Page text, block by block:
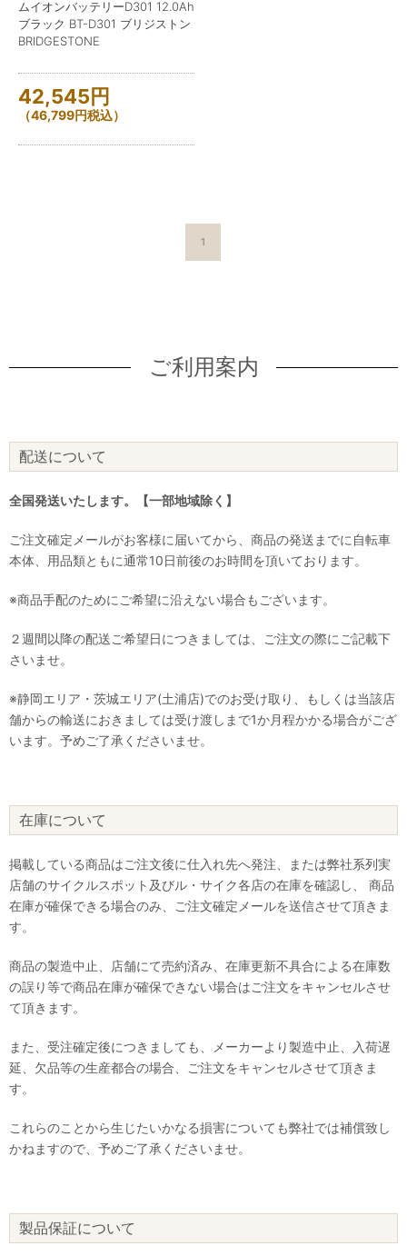
ムイオンバッテリーD301 12.0Ah
ブラック BT-D301 ブリジストン
BRIDGESTONE
42,545円
（46,799円税込）
1
ご利用案内
配送について
全国発送いたします。【一部地域除く】
ご注文確定メールがお客様に届いてから、商品の発送までに自転車
本体、用品類ともに通常10日前後のお時間を頂いております。
※商品手配のためにご希望に沿えない場合もございます。
２週間以降の配送ご希望日につきましては、ご注文の際にご記載下
さいませ。
※静岡エリア・茨城エリア(土浦店)でのお受け取り、もしくは当該店
舗からの輸送におきましては受け渡しまで1か月程かかる場合がござ
います。予めご了承くださいませ。
在庫について
掲載している商品はご注文後に仕入れ先へ発注、または弊社系列実
店舗のサイクルスポット及びル・サイク各店の在庫を確認し、 商品
在庫が確保できる場合のみ、ご注文確定メールを送信させて頂きま
す。
商品の製造中止、店舗にて売約済み、在庫更新不具合による在庫数
の誤り等で商品在庫が確保できない場合はご注文をキャンセルさせ
て頂きます。
また、受注確定後につきましても、メーカーより製造中止、入荷遅
延、欠品等の生産都合の場合、ご注文をキャンセルさせて頂きま
す。
これらのことから生じたいかなる損害についても弊社では補償致し
かねますので、予めご了承くださいませ。
製品保証について